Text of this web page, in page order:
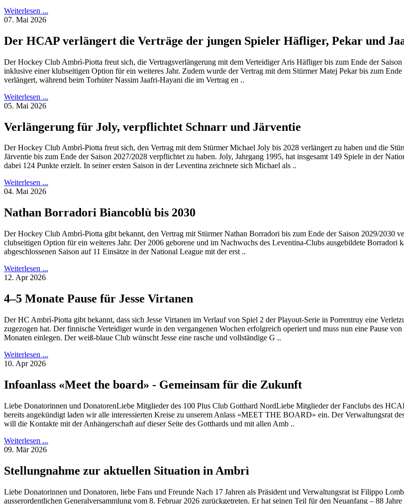
Weiterlesen ...
07. Mai 2026
Der HCAP verlängert die Verträge der jungen Spieler Häfliger, Pekar und
Der Hockey Club Ambrì-Piotta freut sich, die Vertragsverlängerung mit dem Verteidiger Aris Häfliger bis zum Ende der Saison
inklusive einer klubseitigen Option für ein weiteres Jahr. Zudem wurde der Vertrag mit dem Stürmer Matej Pekar bis zum Ende
verlängert, während beim Torhüter Nassim Jaafri-Hayani die im Vertrag en ..
Weiterlesen ...
05. Mai 2026
Verlängerung für Joly, verpflichtet Schnarr und Järventie
Der Hockey Club Ambrì-Piotta freut sich, den Vertrag mit dem Stürmer Michael Joly bis 2028 verlängert zu haben und die
Järventie bis zum Ende der Saison 2027/2028 verpflichtet zu haben. Joly, Jahrgang 1995, hat insgesamt 149 Spiele in der
dabei 124 Punkte erzielt. In seiner ersten Saison in der Leventina zeichnete sich Michael als ..
Weiterlesen ...
04. Mai 2026
Nathan Borradori Biancoblù bis 2030
Der Hockey Club Ambrì-Piotta gibt bekannt, den Vertrag mit Stürmer Nathan Borradori bis zum Ende der Saison 2029/2030
clubseitigen Option für ein weiteres Jahr. Der 2006 geborene und im Nachwuchs des Leventina-Clubs ausgebildete Borradori
abgeschlossenen Saison auf 11 Einsätze in der National League mit der erst ..
Weiterlesen ...
12. Apr 2026
4–5 Monate Pause für Jesse Virtanen
Der HC Ambrì-Piotta gibt bekannt, dass sich Jesse Virtanen im Verlauf von Spiel 2 der Playout-Serie in Porrentruy eine
zugezogen hat. Der finnische Verteidiger wurde in den vergangenen Wochen erfolgreich operiert und muss nun eine Pause
Monaten einlegen. Der weiß-blaue Club wünscht Jesse eine rasche und vollständige G ..
Weiterlesen ...
10. Apr 2026
Infoanlass «Meet the board» - Gemeinsam für die Zukunft
Liebe Donatorinnen und DonatorenLiebe Mitglieder des 100 Plus Club Gotthard NordLiebe Mitglieder der Fanclubs des
bereits angekündigt laden wir alle interessierten Kreise zu unserem Anlass «MEET THE BOARD» ein. Der Verwaltungsrat
will die Kontakte mit der Anhängerschaft auf dieser Seite des Gotthards und mit allen Amb ..
Weiterlesen ...
09. Mär 2026
Stellungnahme zur aktuellen Situation in Ambrì
Liebe Donatorinnen und Donatoren, liebe Fans und Freunde Nach 17 Jahren als Präsident und Verwaltungsrat ist Filippo
ausserordentlichen Generalversammlung vom 8. Februar 2026 zurückgetreten. Er hat seinen Teil für den Neuanfang – 88